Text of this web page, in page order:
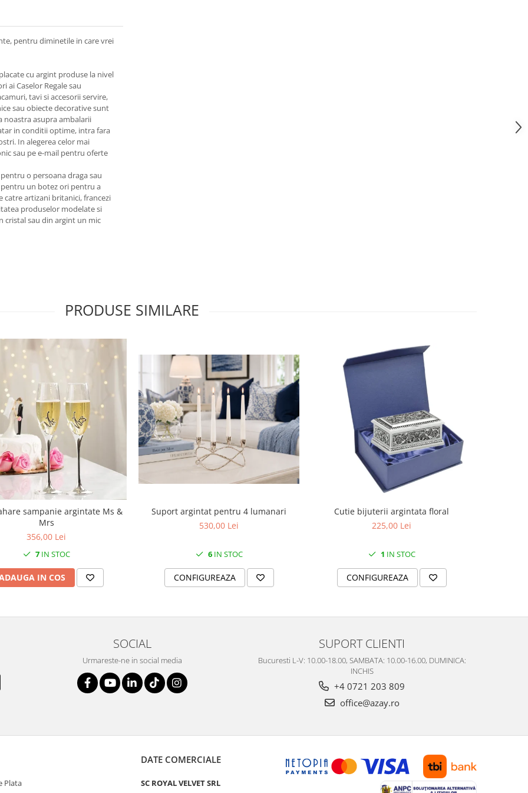
pentru diminetile in care vrei
cu argint produse la nivel
ai Caselor Regale sau
tavi si accesorii servire,
sau obiecte decorative sunt
noastra asupra ambalarii
in conditii optime, intra fara
In alegerea celor mai
sau pe e-mail pentru oferte
o persoana draga sau
un botez ori pentru a
catre artizani britanici, francezi
produselor modelate si
cristal sau din argint un mic
PRODUSE SIMILARE
sampanie argintate Ms &
Mrs
356,00 Lei
7IN STOC
IN COS
Suport argintat pentru 4 lumanari
530,00 Lei
6IN STOC
CONFIGUREAZA
Cutie bijuterii argintata floral
225,00 Lei
1 IN STOC
CONFIGUREAZA
SOCIAL
Urmareste-ne in social media
SUPORT CLIENTI
Bucuresti L-V: 10.00-18.00, SAMBATA: 10.00-16.00, DUMINICA:
INCHIS
+4 0721 203 809
office@azay.ro
Plata
DATE COMERCIALE
SC ROYAL VELVET SRL